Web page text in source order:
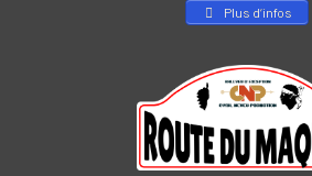
Plus d’infos